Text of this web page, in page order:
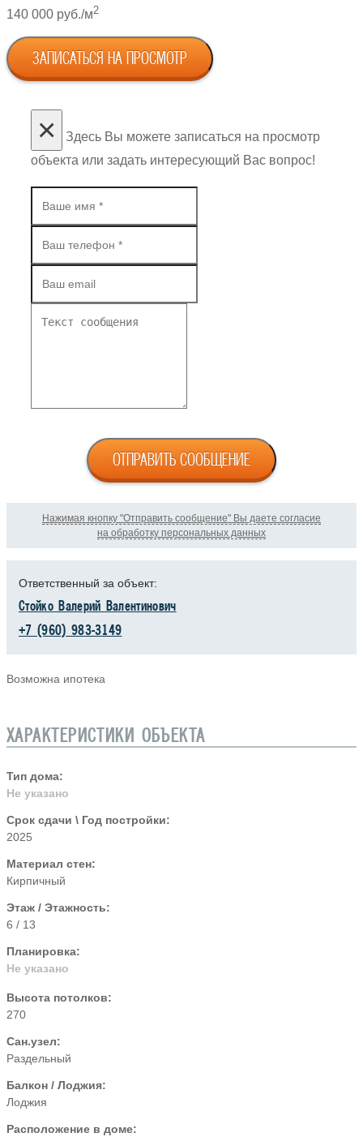
140 000 руб./м2
ЗАПИСАТЬСЯ НА ПРОСМОТР
×
Здесь Вы можете записаться на просмотр
объекта или задать интересующий Вас вопрос!
ОТПРАВИТЬ СООБЩЕНИЕ
Нажимая кнопку "Отправить сообщение" Вы даете согласие
на обработку персональных данных
Ответственный за объект:
Стойко Валерий Валентинович
+7 (960) 983-3149
Возможна ипотека
ХАРАКТЕРИСТИКИ ОБЪЕКТА
Тип дома:
Не указано
Срок сдачи \ Год постройки:
2025
Материал стен:
Кирпичный
Этаж / Этажность:
6 / 13
Планировка:
Не указано
Высота потолков:
270
Сан.узел:
Раздельный
Балкон / Лоджия:
Лоджия
Расположение в доме: